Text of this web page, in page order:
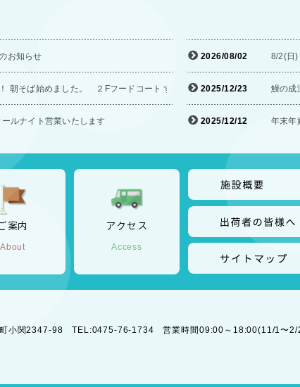
お知らせ 2026/08/02 8/2(日)
朝そば始めました。 ２Fフードコート ずっと蕎麦に2025/12/23 鰻の成
ルナイト営業いたします 2025/12/12 年末年
案内
About
アクセス
Access
町小関2347-98 TEL:0475-76-1734 営業時間09:00～18:00(11/1〜2/